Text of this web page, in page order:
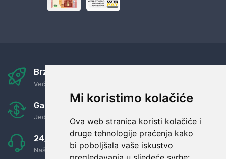
Mi koristimo kolačiće
Ova web stranica koristi kolačiće i
druge tehnologije praćenja kako
bi poboljšala vaše iskustvo
Brza i sigurna dostava
Već za nekoliko dana kod vas
Garancija u povrat novaca
Jednostavno pravilo: Roba za novac
24/7 odlična podrška
Naši agenti uvijek na raspolaganju